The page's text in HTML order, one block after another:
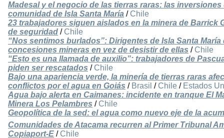
Madesal y el negocio de las tierras raras: las
comunidad de Isla Santa María / Chile
23 trabajadores siguen aislados en la minera de Barrick
de seguridad / Chile
“Nos sentimos burlados”: Dirigentes de Isla Santa
concesiones mineras en vez de desistir de ellas / Chile
“Esto es una llamada de auxilio”: trabajadores de
piden ser rescatados / Chile
Bajo una apariencia verde, la minería de tierras raras
conflictos por el agua en Goiás / Brasil / Chile / Estados
Agua bajo alerta en Caimanes: incidente en tranque El
Minera Los Pelambres / Chile
Geopolítica de la sed: el agua como nuevo eje de la
Comunidades de Atacama recurren al Primer Tribunal
Copiaport-E / Chile